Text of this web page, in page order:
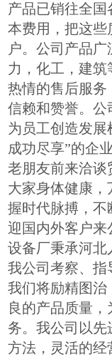
产品已销往全
本费用，把这些
户。公司产品
力，化工，建筑
热情的售后服务
信赖和赞誉。公
为员工创造发展
成功尽享”的企
老朋友前来洽
大家身体健康
握时代脉搏，不
迎国内外客户来
设备厂秉承河北
我公司考察、指
我们将励精图
良的产品质量
务。我公司以先
方法，灵活的经